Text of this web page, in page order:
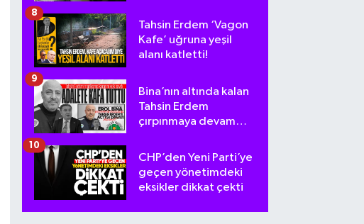
Tahsin Erdem ‘Vagon
Kafe’ uğruna yeşil
alanı katletti!
8
Bina’nın altında kalan
Tahsin Erdem
çırpınmaya devam
9
CHP’den Yeni Parti’ye
geçen yönetimdeki
eksikler dikkat çekti
10